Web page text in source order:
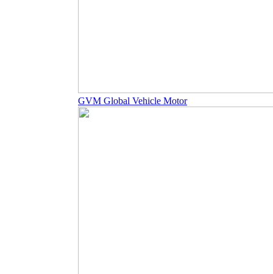
GVM Global Vehicle Motor